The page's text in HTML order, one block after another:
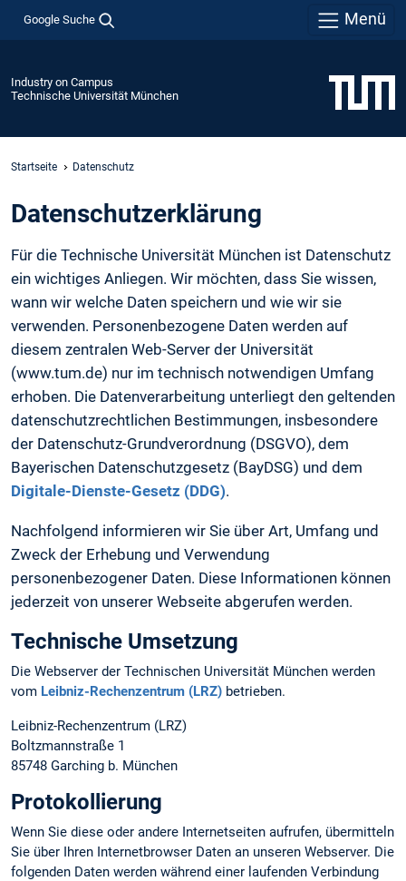
Google Suche Menü
Industry on Campus
Technische Universität München
Startseite Datenschutz
Daten­schutz­erklärung
Für die Technische Universität München ist Datenschutz
ein wichtiges Anliegen. Wir möchten, dass Sie wissen,
wann wir welche Daten speichern und wie wir sie
verwenden. Personenbezogene Daten werden auf
diesem zentralen Web-Server der Universität
(www.tum.de) nur im technisch notwendigen Umfang
erhoben. Die Datenverarbeitung unterliegt den geltenden
datenschutzrechtlichen Bestimmungen, insbesondere
der Datenschutz-Grundverordnung (DSGVO), dem
Bayerischen Datenschutzgesetz (BayDSG) und dem
Digitale-Dienste-Gesetz (DDG).
Nachfolgend informieren wir Sie über Art, Umfang und
Zweck der Erhebung und Verwendung
personenbezogener Daten. Diese Informationen können
jederzeit von unserer Webseite abgerufen werden.
Technische Umsetzung
Die Webserver der Technischen Universität München werden
vom Leibniz-Rechenzentrum (LRZ) betrieben.
Leibniz-Rechenzentrum (LRZ)
Boltzmannstraße 1
85748 Garching b. München
Protokollierung
Wenn Sie diese oder andere Internetseiten aufrufen, übermitteln
Sie über Ihren Internetbrowser Daten an unseren Webserver. Die
folgenden Daten werden während einer laufenden Verbindung